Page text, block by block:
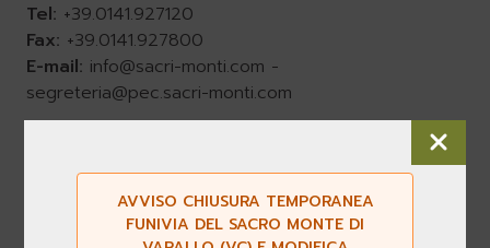
Tel: +39.0141.927120
Fax: +39.0141.927800
E-mail: info@sacri-monti.com -
segreteria@pec.sacri-monti.com
I nostri media
AVVISO CHIUSURA TEMPORANEA
FUNIVIA DEL SACRO MONTE DI